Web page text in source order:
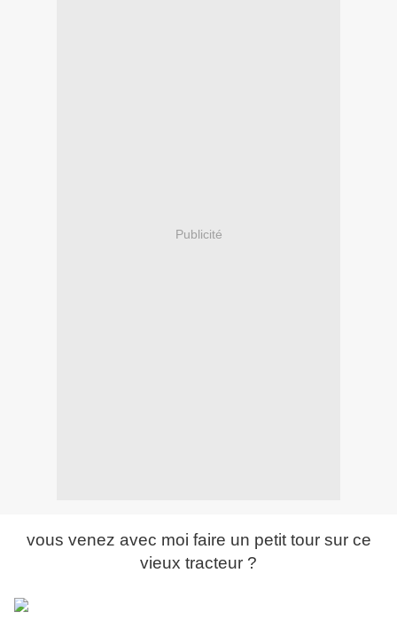
Publicité
vous venez avec moi faire un petit tour sur ce
vieux tracteur ?